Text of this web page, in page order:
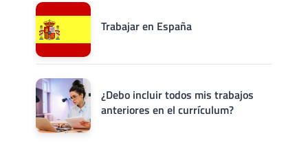
Trabajar en España
¿Debo incluir todos mis trabajos
anteriores en el currículum?